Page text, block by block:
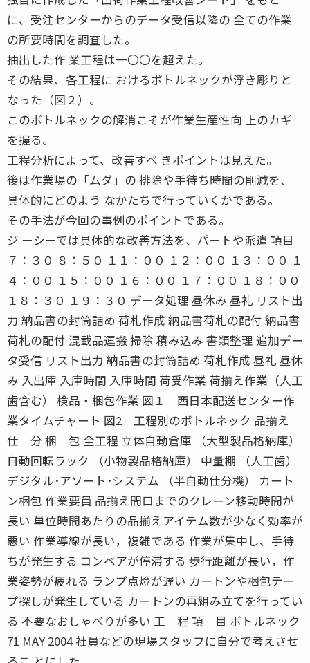
に、受注センターからのデータ受信以降の 全ての作業
の所要時間を調査した。
抽出した作 業工程は一〇〇を超えた。
その結果、各工程に おけるボトルネックが浮き彫りと
なった（図２）。
このボトルネックの解消こそが作業生産性向 上のカギ
を握る。
工程分析によって、改善すべ きポイントは見えた。
後は作業場の「ムダ」の 排除や手待ち時間の削減を、
具体的にどのよう なかたちで行っていくかである。
その手法が今回の事例のポイントである。
ジ ーシーでは具体的な改善方法を、パートや派遣 項目
７：３０ ８：５０ １１：００ １２：００ １３：００ １
４：００ １５：００ １６：００ １７：００ １８：００
１８：３０ １９：３０ データ処理 昼休み 昼礼 リスト出
力 納品書の封筒詰め 荷札作成 納品書荷札の配付 納品書
荷札の配付 混載品運搬 掃除 積み込み 書類整理 追加デー
タ受信 リスト出力 納品書の封筒詰め 荷札作成 昼礼 昼休
み 入出庫 入庫時間 入庫時間 荷受作業 荷揃え作業（人工
歯含む） 検品・梱包作業 図１ 西日本配送センター作
業タイムチャート 図2 工程別のボトルネック 品揃え
仕 分 梱 包 全工程 立体自動倉庫 （大型製品格納庫）
自動回転ラック （小物製品格納庫） 中量棚 （人工歯）
デジタル･アソート･システム （半自動仕分機） カート
ン梱包 作業要員 品揃え間口までのクレーン移動時間が
長い 単位時間あたりの品揃えアイテム数が少なく効率が
悪い 作業導線が長い，複雑である 作業が集中し、手待
ちが発生する コンベアが停滞する 歩行距離が長い，作
業姿勢が疲れる ランプ点燈が遅い カートンや梱包テー
プ探しが発生している カートンの再組み立てを行ってい
る 不要なおしゃべりが多い 工 程 項 目 ボトルネック
71 MAY 2004 社員などの現場スタッフに自分で考えさせ